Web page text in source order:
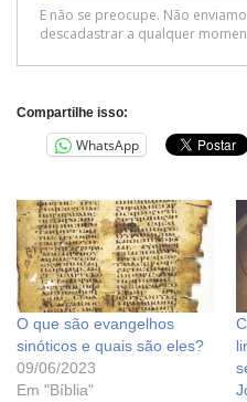
Compartilhe isso:
WhatsApp
O que são evangelhos
sinóticos e quais são eles?
09/06/2023
Em "Bíblia"